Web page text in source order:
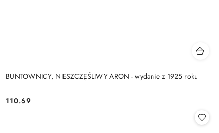
BUNTOWNICY, NIESZCZĘŚLIWY ARON - wydanie z 1925 roku
Cena:
110.69